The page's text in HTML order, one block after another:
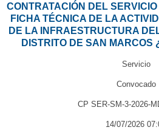
CONTRATACIÓN DEL
FICHA TÉCNICA DE LA
DE LA INFRAESTRUCTURA
DISTRITO DE SAN MARCOS
Servicio
Convocado
CP SER-SM-3-2026-
14/07/2026